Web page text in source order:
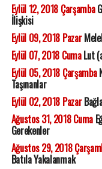
Eylül 12, 2018 Çarşamba
İlişkisi
Eylül 09, 2018 Pazar
Eylül 07, 2018 CumaLut
Eylül 05, 2018 Çarşamba
Taşınanlar
Eylül 02, 2018 Pazar
Ağustos 31, 2018 Cuma
Gerekenler
Ağustos 29, 2018
Batıla Yakalanmak